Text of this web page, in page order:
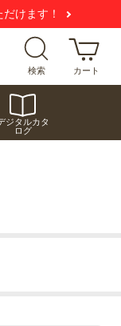
だけます！
検索 カート
ジタルカタ
ログ